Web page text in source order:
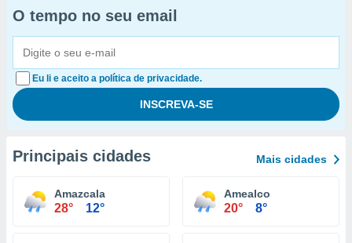
O tempo no seu email
Eu li e aceito a política de privacidade.
Principais cidades Mais cidades
Amazcala
28° 12°
Amealco
20° 8°